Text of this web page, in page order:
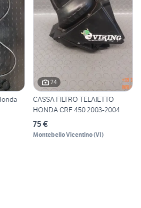
24
CASSA FILTRO TELAIETTO
HONDA CRF 450 2003-2004
75 €
Montebello Vicentino(VI)